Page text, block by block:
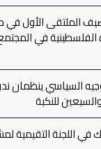
الملتقى الأول
الفلسطينية في
السياسي ينظمان
للنكبة
اللجنة التقيمية